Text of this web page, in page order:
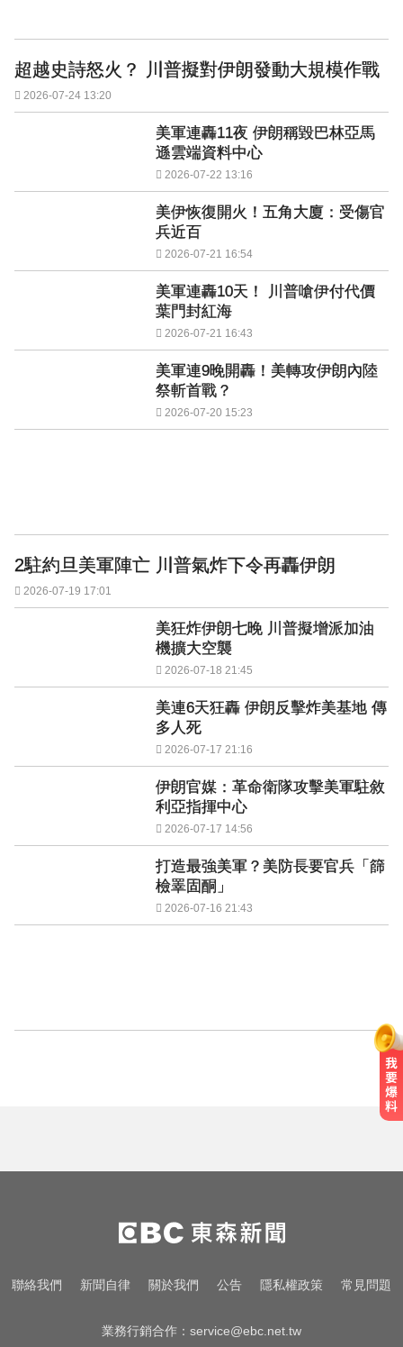
超越史詩怒火？ 川普擬對伊朗發動大規模作戰
2026-07-24 13:20
美軍連轟11夜 伊朗稱毀巴林亞馬
遜雲端資料中心
2026-07-22 13:16
美伊恢復開火！五角大廈：受傷官
兵近百
2026-07-21 16:54
美軍連轟10天！ 川普嗆伊付代價
葉門封紅海
2026-07-21 16:43
美軍連9晚開轟！美轉攻伊朗內陸
祭斬首戰？
2026-07-20 15:23
2駐約旦美軍陣亡 川普氣炸下令再轟伊朗
2026-07-19 17:01
美狂炸伊朗七晚 川普擬增派加油
機擴大空襲
2026-07-18 21:45
美連6天狂轟 伊朗反擊炸美基地 傳
多人死
2026-07-17 21:16
伊朗官媒：革命衛隊攻擊美軍駐敘
利亞指揮中心
2026-07-17 14:56
打造最強美軍？美防長要官兵「篩
檢睪固酮」
2026-07-16 21:43
聯絡我們 新聞自律 關於我們 公告 隱私權政策 常見問題
業務行銷合作： service@ebc.net.tw